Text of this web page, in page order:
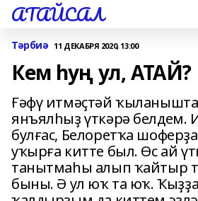
АТАЙСАЛ
Тәрбиә 11 ДЕКАБРЯ 2020, 13:00
Кем һуң ул, АТАЙ?
Ғәфү итмәҫтәй
янъялһыҙ үткәрә белдем.
булғас, Белоретҡа
уҡырға китте был. Өс ай
танытмаһы алып ҡайтыр
быны. Ә ул юҡ та юҡ.